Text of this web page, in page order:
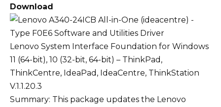
Download
Lenovo System Interface Foundation for Windows
11 (64-bit), 10 (32-bit, 64-bit) – ThinkPad,
ThinkCentre, IdeaPad, IdeaCentre, ThinkStation
V.1.1.20.3
Summary: This package updates the Lenovo